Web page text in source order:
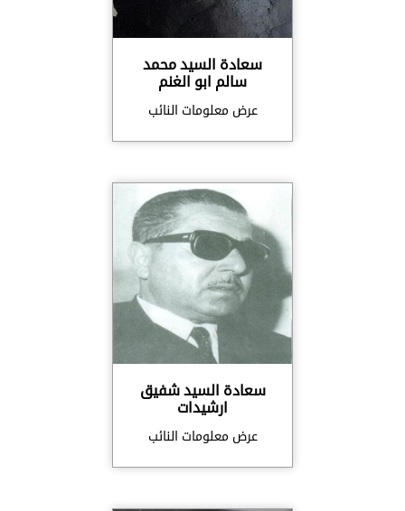
سعادة السيد محمد
سالم ابو الغنم
عرض معلومات النائب
سعادة السيد شفيق
ارشيدات
عرض معلومات النائب